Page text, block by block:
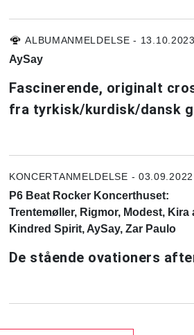
ALBUMANMELDELSE - 13.10.2023
AySay
Fascinerende, originalt
fra tyrkisk/kurdisk/dansk
KONCERTANMELDELSE - 03.09.2022
P6 Beat Rocker Koncerthuset:
Trentemøller, Rigmor, Modest, Kira
Kindred Spirit, AySay, Zar Paulo
De stående ovationers